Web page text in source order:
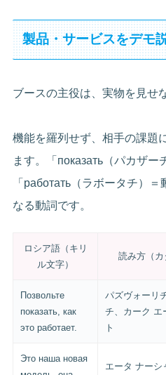
製品・サービスをデモ
ブースの主役は、実物を見せ
機能を羅列せず、相手の課題
ます。「показать（パカザー
「работать（ラボータチ）
なる動詞です。
ロシア語（キリ
ル文字）
読み方（カ
Позвольте
показать, как
это работает.
パズヴォーリ
チ、カーク エ
ト
Это наша новая
エータ ナーシ